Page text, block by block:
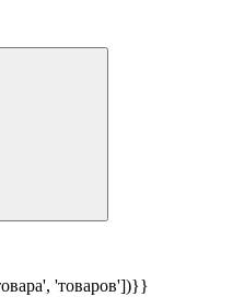
'товаров'])}}